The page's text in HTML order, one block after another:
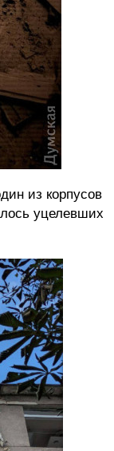
из корпусов
уцелевших